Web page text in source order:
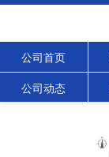
公司首页
公司动态